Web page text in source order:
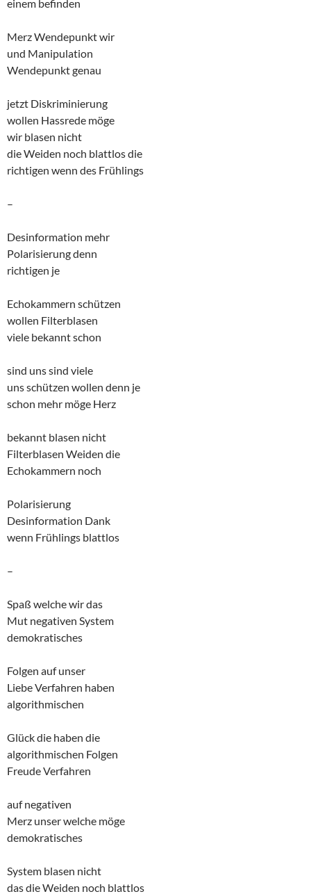
einem befinden
Merz Wendepunkt wir
und Manipulation
Wendepunkt genau
jetzt Diskriminierung
wollen Hassrede möge
wir blasen nicht
die Weiden noch blattlos die
richtigen wenn des Frühlings
–
Desinformation mehr
Polarisierung denn
richtigen je
Echokammern schützen
wollen Filterblasen
viele bekannt schon
sind uns sind viele
uns schützen wollen denn je
schon mehr möge Herz
bekannt blasen nicht
Filterblasen Weiden die
Echokammern noch
Polarisierung
Desinformation Dank
wenn Frühlings blattlos
–
Spaß welche wir das
Mut negativen System
demokratisches
Folgen auf unser
Liebe Verfahren haben
algorithmischen
Glück die haben die
algorithmischen Folgen
Freude Verfahren
auf negativen
Merz unser welche möge
demokratisches
System blasen nicht
das die Weiden noch blattlos